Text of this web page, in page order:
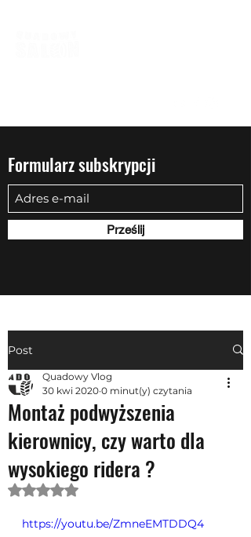
Formularz subskrypcji
Prześlij
Post
Montaż podwyższenia
kierownicy, czy warto dla
wysokiego ridera ?
Quadowy Vlog
30 kwi 2020 0 minut(y) czytania
Oceniono na NaN z 5 gwiazdek.
https://youtu.be/ZmneEMTDDQ4